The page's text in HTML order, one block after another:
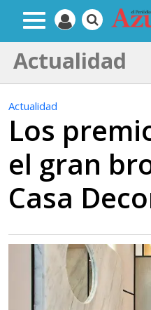
Actualidad
Actualidad
Los
el gran
Casa